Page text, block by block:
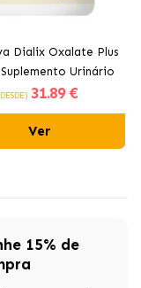
Dialix Oxalate Plus
Suplemento Urinário
Cães e Gatos
31.89 €
Ver
15% de